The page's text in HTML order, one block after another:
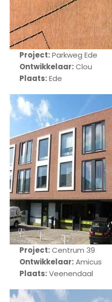
Project:Parkweg Ede
Ontwikkelaar:Clou
Plaats:Ede
Project:Centrum 39
Ontwikkelaar:Amicus
Plaats:Veenendaal